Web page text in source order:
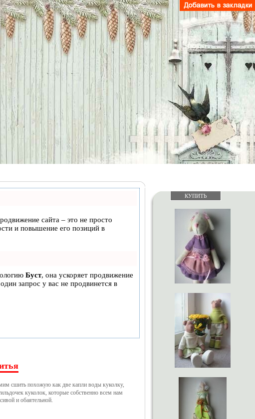
сайта – это не просто
и повышение его позиций в
Буст, она ускоряет продвижение
запрос у вас не продвинется в
сшить похожую как две капли воды куколку,
куколок, которые собственно всем нам
и обаятельной.
КУПИТЬ